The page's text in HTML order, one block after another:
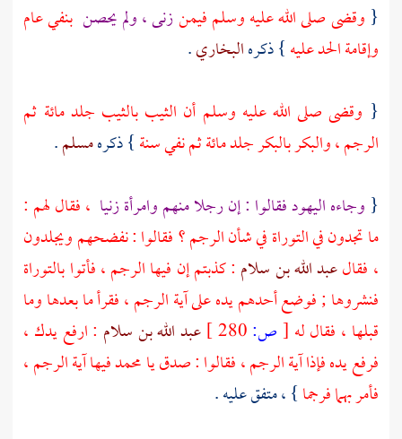
{ وقضى صلى الله عليه وسلم فيمنزنى ، ولم يحصن بنفي عام
وإقامة الحد عليه} ذكرهالبخاري.
{ وقضى صلى الله عليه وسلم أن الثيب بالثيب جلد مائة ثم
الرجم ، والبكر بالبكر جلد مائة ثم نفي سنة} ذكرهمسلم.
{ وجاءه اليهود فقالوا : إن رجلا منهم وامرأة زنيا ، فقال لهم :
ما تجدون في التوراة في شأن الرجم ؟ فقالوا : نفضحهم ويجلدون
، فقالعبد الله بن سلام : كذبتم إن فيها الرجم ، فأتوا بالتوراة
فنشروها ; فوضع أحدهم يده على آية الرجم ، فقرأ ما بعدها وما
قبلها ، فقال له [ص: عبد الله بن سلام : ارفع يدك ،
فرفع يده فإذا آية الرجم ، فقالوا : صدق يامحمدفيها آية الرجم ،
فأمر بهما فرجما} ، متفق عليه .